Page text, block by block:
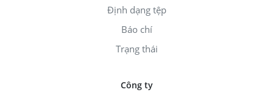
Định dạng tệp
Báo chí
Trạng thái
Công ty